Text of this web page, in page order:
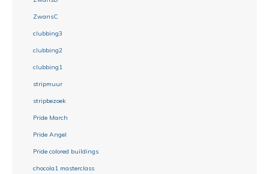
ZwansC
clubbing3
clubbing2
clubbing1
stripmuur
stripbezoek
Pride March
Pride Angel
Pride colored buildings
chocola1 masterclass